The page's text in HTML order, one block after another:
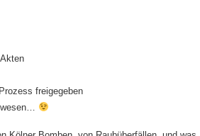
freigegeben